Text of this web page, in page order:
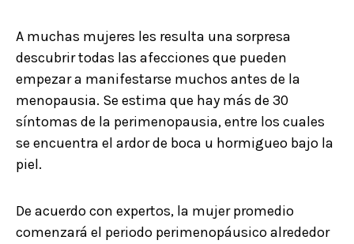
A muchas mujeres les resulta una sorpresa
descubrir todas las afecciones que pueden
empezar a manifestarse muchos antes de la
menopausia. Se estima que hay más de 30
síntomas de la perimenopausia, entre los cuales
se encuentra el ardor de boca u hormigueo bajo la
piel.
De acuerdo con expertos, la mujer promedio
comenzará el periodo perimenopáusico alrededor